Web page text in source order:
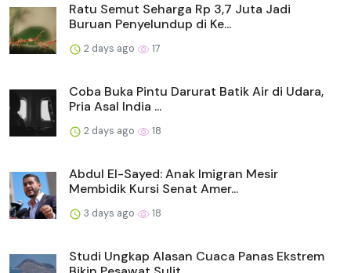
Ratu Semut Seharga Rp 3,7 Juta Jadi
Buruan Penyelundup di Ke...
2 days ago 17
Coba Buka Pintu Darurat Batik Air di Udara,
Pria Asal India ...
2 days ago 18
Abdul El-Sayed: Anak Imigran Mesir
Membidik Kursi Senat Amer...
3 days ago 18
Studi Ungkap Alasan Cuaca Panas Ekstrem